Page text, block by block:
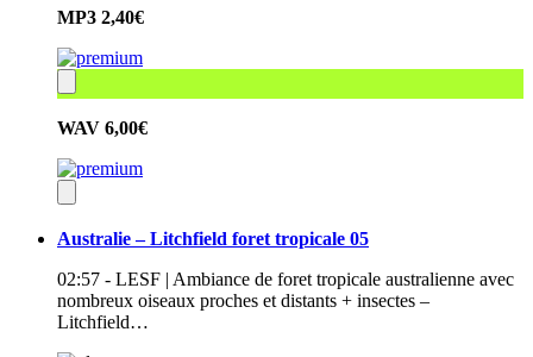
MP3 2,40€
WAV 6,00€
Australie – Litchfield foret tropicale 05
02:57 - LESF | Ambiance de foret tropicale australienne avec
nombreux oiseaux proches et distants + insectes –
Litchfield…